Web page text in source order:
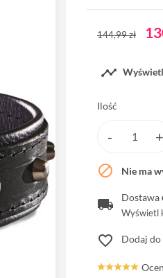
144,99 zł

Ilość
 Nie ma
Dostawa
Wyświetl
favorite_border Dodaj